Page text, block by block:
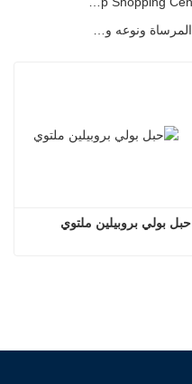
حبل بولي بروبيلين ملتوي